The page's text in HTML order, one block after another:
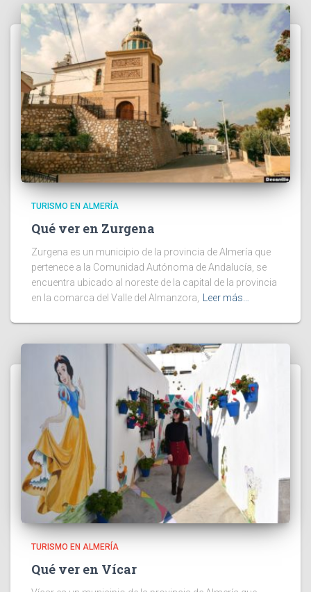
TURISMO EN ALMERÍA
Qué ver en Zurgena
Zurgena es un municipio de la provincia de Almería que
pertenece a la Comunidad Autónoma de Andalucía, se
encuentra ubicado al noreste de la capital de la provincia
en la comarca del Valle del Almanzora, Leer más…
TURISMO EN ALMERÍA
Qué ver en Vícar